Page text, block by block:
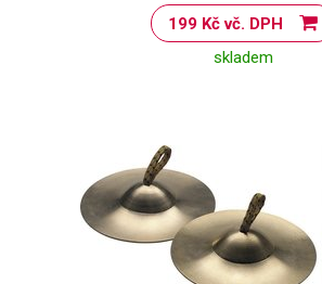
199 Kč vč. DPH
skladem